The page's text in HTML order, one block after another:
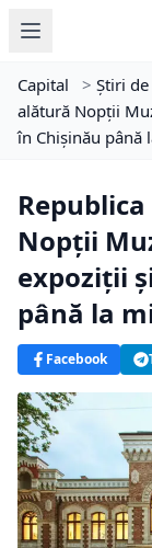
Capital > Știri
alătură Nopții
în Chișinău până
Nopții
expoziții
până la
Facebook